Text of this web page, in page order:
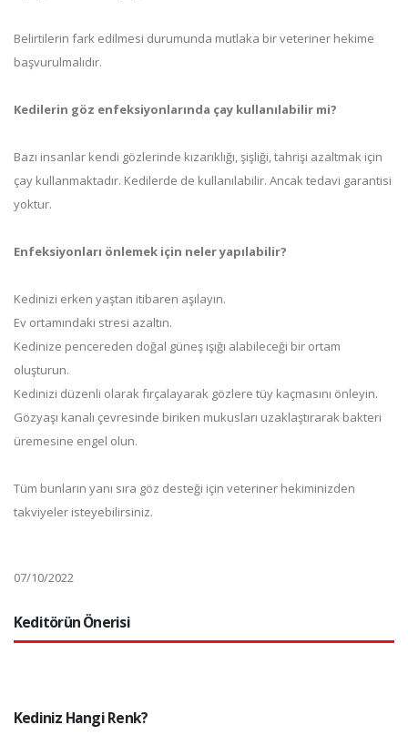
Belirtilerin fark edilmesi durumunda mutlaka bir veteriner hekime
başvurulmalıdır.
Kedilerin göz enfeksiyonlarında çay kullanılabilir mi?
Bazı insanlar kendi gözlerinde kızarıklığı, şişliği, tahrişi azaltmak için
çay kullanmaktadır. Kedilerde de kullanılabilir. Ancak tedavi garantisi
yoktur.
Enfeksiyonları önlemek için neler yapılabilir?
Kedinizi erken yaştan itibaren aşılayın.
Ev ortamındaki stresi azaltın.
Kedinize pencereden doğal güneş ışığı alabileceği bir ortam
oluşturun.
Kedinizi düzenli olarak fırçalayarak gözlere tüy kaçmasını önleyin.
Gözyaşı kanalı çevresinde biriken mukusları uzaklaştırarak bakteri
üremesine engel olun.
Tüm bunların yanı sıra göz desteği için veteriner hekiminizden
takviyeler isteyebilirsiniz.
07/10/2022
Keditörün Önerisi
Kediniz Hangi Renk?